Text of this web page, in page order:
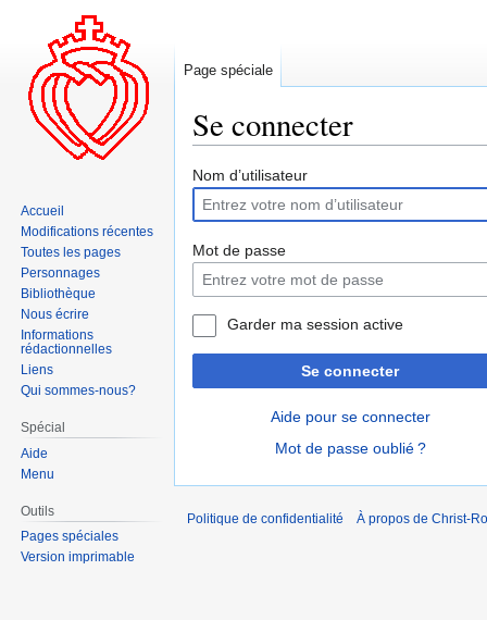
Se connecter
Aller
la
navigation
Aller
la
recherche
Nom d’utilisateur
Mot de passe
Garder ma session active
Se connecter
Aide pour se connecter
Mot de passe oublié ?
Page spéciale
Accueil
Modifications récentes
Toutes les pages
Personnages
Bibliothèque
Nous écrire
Informations
rédactionnelles
Liens
Qui sommes-nous?
Spécial
Aide
Menu
Outils
Pages spéciales
Version imprimable
Politique de confidentialité À propos de Christ-